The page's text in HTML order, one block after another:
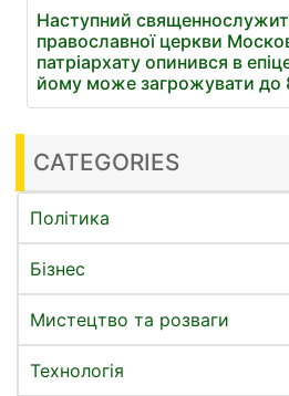
Наступний
православної церкви
патріархату опинився в
йому може загрожувати до
CATEGORIES
Політика
Бізнес
Мистецтво та розваги
Технологія